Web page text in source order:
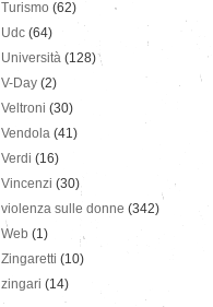
Turismo (62)
Udc (64)
Università (128)
V-Day (2)
Veltroni (30)
Vendola (41)
Verdi (16)
Vincenzi (30)
violenza sulle donne (342)
Web (1)
Zingaretti (10)
zingari (14)